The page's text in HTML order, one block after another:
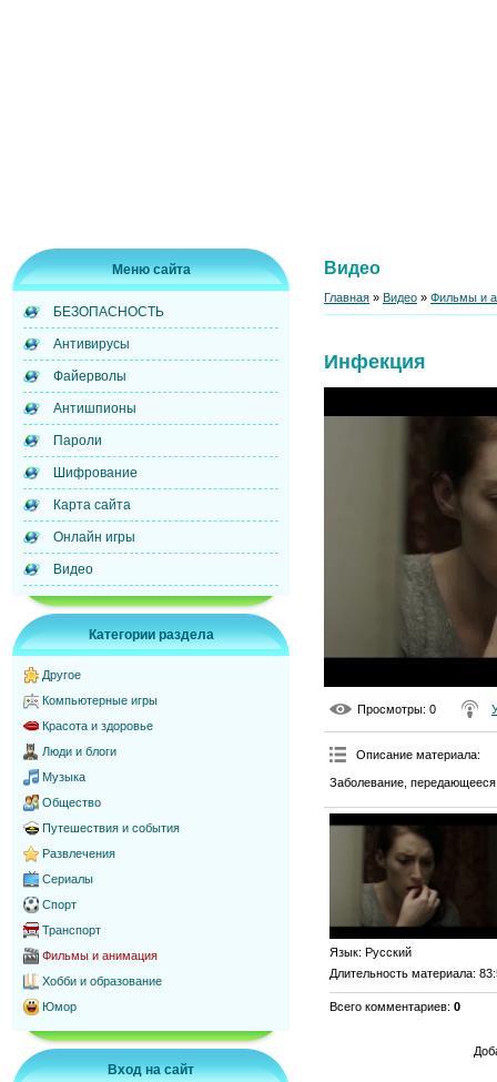
Меню сайта
БЕЗОПАСНОСТЬ
Антивирусы
Файерволы
Антишпионы
Пароли
Шифрование
Карта сайта
Онлайн игры
Видео
Категории раздела
Другое
Компьютерные игры
Красота и здоровье
Люди и блоги
Музыка
Общество
Путешествия и события
Развлечения
Сериалы
Спорт
Транспорт
Фильмы и анимация
Хобби и образование
Юмор
Вход на сайт
Видео
Главная » Видео » Фильмы и
Инфекция
Просмотры: 0
Описание материала:
Заболевание,
Язык: Русский
Длительность материала:
Всего комментариев: 0